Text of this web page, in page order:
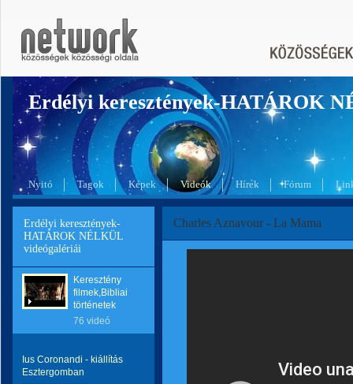
Erdélyi keresztények-HATÁROK
Nyitó Tagok Képek Videók Hírek Fórum
Erdélyi keresztények-
HATÁROK NÉLKÜL
videógalériái
Keresztény
filmek,Bibliai
történetek
76 videó
Ius Coronandi - kiállítás
Esztergomban
Charles Aznavour - La Mama